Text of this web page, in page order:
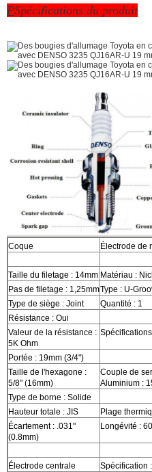
PSpécifications du produit
Coque Électrode de
Taille du filetage : 14mm Matériau :
Pas de filetage : 1,25mmType : U-
Type de siège : Joint
Quantité : 1
Résistance : Oui
Valeur de la résistance :
5K Ohm
Spécifications
Portée : 19mm (3/4")
Taille de l'hexagone :
5/8" (16mm)
Couple de
Aluminium :
Type de borne : Solide
Hauteur totale : JIS
Plage
Écartement : .031"
(0.8mm)
Longévité :
Électrode centrale
Spécification